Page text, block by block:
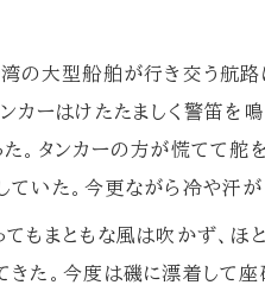
の大型船舶が行き交う航路
カーはけたたましく警笛を
。タンカーの方が慌てて舵
ていた。今更ながら冷や汗が
もまともな風は吹かず、ほ
きた。今度は磯に漂着して